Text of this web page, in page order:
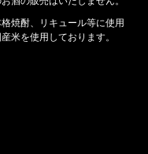
焼酎、リキュール等に使用
米を使用しております。